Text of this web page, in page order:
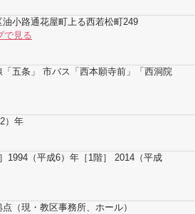
小路通花屋町上る西若松町249
で見る
「五条」 市バス「西本願寺前」「西洞院
）年
1994（平成6）年［1階］ 2014（平成
（現・教区事務所、ホール）